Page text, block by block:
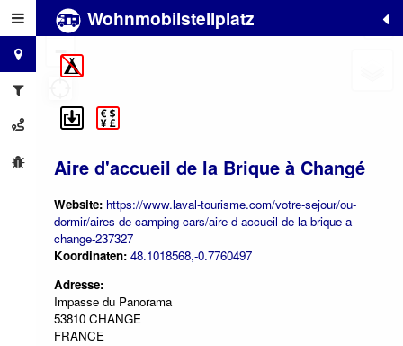
Wohnmobilstellplatz
Aire d'accueil de la Brique à Changé
Website: https://www.laval-tourisme.com/votre-sejour/ou-
dormir/aires-de-camping-cars/aire-d-accueil-de-la-brique-a-
change-237327
Koordinaten: 48.1018568,-0.7760497
Adresse:
Impasse du Panorama
53810 CHANGE
FRANCE
+
−